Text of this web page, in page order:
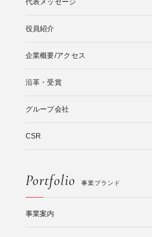
代表メッセージ
役員紹介
企業概要/アクセス
沿革・受賞
グループ会社
CSR
Portfolio 事業ブランド
事業案内